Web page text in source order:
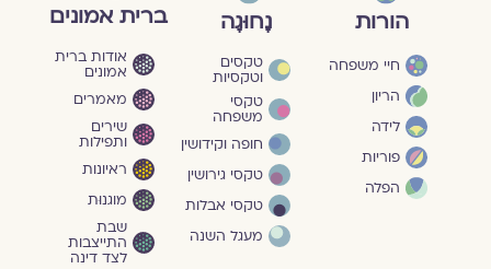
הורות
חיי משפחה
הריון
לידה
פוריות
הפלה
נָחוּגָה
טקסים
וטקסיות
טקסי
משפחה
חופה וקידושין
טקסי גירושין
טקסי אבלות
מעגל השנה
ברית אמונים
אודות ברית
אמונים
מאמרים
שירים
ותפילות
ראיונות
מוגנוּת
שבת
התייצבות
לצד דינה